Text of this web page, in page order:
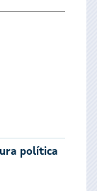
política